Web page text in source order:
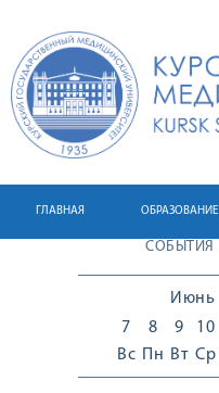
ГЛАВНАЯ ОБРАЗОВАНИЕ
СОБЫТИЯ
Июнь
7
Вс
8
Пн
9
Вт
10
Ср